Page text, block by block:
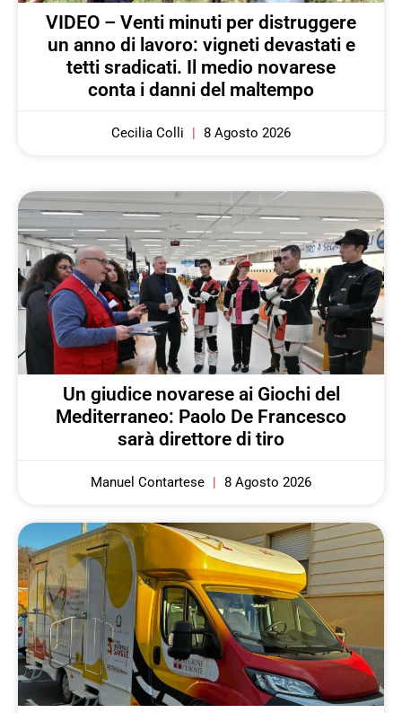
VIDEO – Venti minuti per distruggere
un anno di lavoro: vigneti devastati e
tetti sradicati. Il medio novarese
conta i danni del maltempo
Cecilia Colli 8 Agosto 2026
Un giudice novarese ai Giochi del
Mediterraneo: Paolo De Francesco
sarà direttore di tiro
Manuel Contartese 8 Agosto 2026